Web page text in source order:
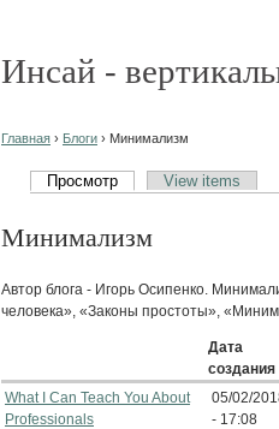
Инсай -
Главная › Блоги › Минимализм
Просмотр View items
Минимализм
Автор блога - Игорь Осипенко.
человека», «Законы простоты»,
Дата
создания
What I Can Teach You About
Professionals
05/02/
- 17:08